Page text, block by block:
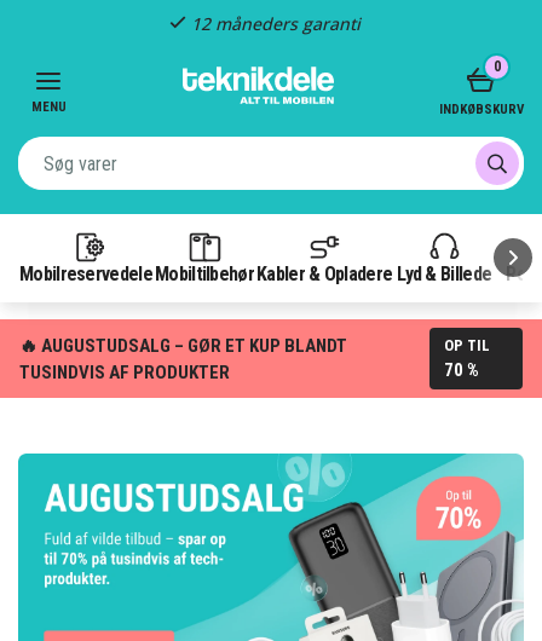
Hurtig levering
MENU
Mobilreservedele Mobiltilbehør Kabler & Opladere Lyd & Billede
0
INDKØBSKURV
🔥 AUGUSTUDSALG – GØR ET KUP BLANDT
TUSINDVIS AF PRODUKTER
OP TIL
70 %